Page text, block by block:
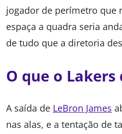
jogador de perímetro que
espaça a quadra seria
de tudo que a diretoria
O que o
A saída de LeBron James
nas alas, e a tentação de